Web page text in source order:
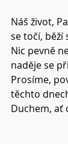
Náš život,
se točí, běží
Nic pevně
naděje se
Prosíme,
těchto
Duchem, ať